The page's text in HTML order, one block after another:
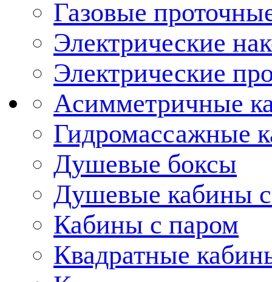
Газовые
Электрические
Электрические
Асимметричные
Гидромассажные
Душевые боксы
Душевые кабины
Кабины с паром
Квадратные